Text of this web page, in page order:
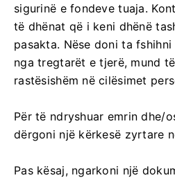
sigurinë e fondeve tuaja.
të dhënat që i keni dhënë
pasakta. Nëse doni ta
nga tregtarët e tjerë, mund
rastësishëm në cilësimet
Për të ndryshuar emrin dhe/
dërgoni një kërkesë zyrtare
Pas kësaj, ngarkoni një